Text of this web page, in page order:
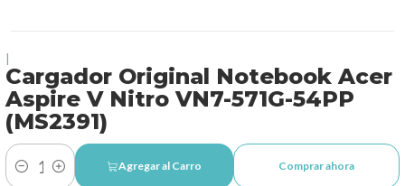
Cargador Original Notebook Acer
Aspire V Nitro VN7-571G-54PP
(MS2391)
Cantidad
Agregar al Carro Comprar ahora